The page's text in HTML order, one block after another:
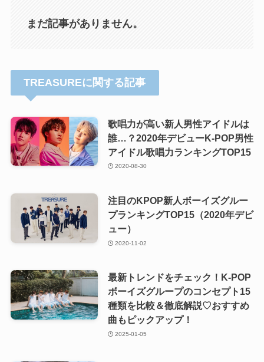
まだ記事がありません。
TREASUREに関する記事
歌唱力が高い新人男性アイドルは
誰…？2020年デビューK-POP男性
アイドル歌唱力ランキングTOP15
2020-08-30
注目のKPOP新人ボーイズグルー
プランキングTOP15（2020年デビ
ュー）
2020-11-02
最新トレンドをチェック！K-POP
ボーイズグループのコンセプト15
種類を比較＆徹底解説♡おすすめ
曲もピックアップ！
2025-01-05